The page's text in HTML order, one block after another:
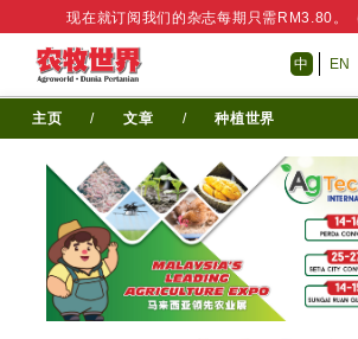
现在就订阅我们的杂志每期只需RM3.80。
中 EN
主页 / 文章 / 种植世界